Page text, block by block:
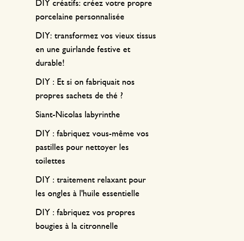
DIY créatifs: créez votre propre
porcelaine personnalisée
DIY: transformez vos vieux tissus
en une guirlande festive et
durable!
DIY : Et si on fabriquait nos
propres sachets de thé ?
Siant-Nicolas labyrinthe
DIY : fabriquez vous-même vos
pastilles pour nettoyer les
toilettes
DIY : traitement relaxant pour
les ongles à l'huile essentielle
DIY : fabriquez vos propres
bougies à la citronnelle